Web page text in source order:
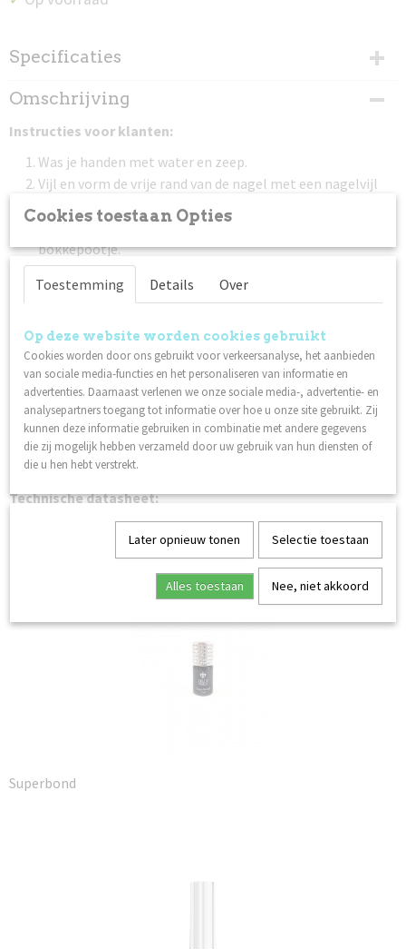
Specificaties
Productcode
97002
Omschrijving
Instructies voor klanten:
Was je handen met water en zeep.
Vijl en vorm de vrije rand van de nagel met een nagelvijl
met 240 grit.
Duw de nagelriem voorzichting terug met een (metalen)
bokkepootje.
Maak de nagelplaat schoon met Scrub. Zorg ervoor dat je
de nagelplaat na deze stap niet aanraakt.
minuten drogen.
Breng een dunne laag Lilli Nails Nagellak naar keuze aan.
Laat 2 - 3 minuten drogen. Herhaal deze stap nog een
keer voor het beste resultaat.
Werk af met een dunne laag Nagellak Top Coat. Laat 1
minuut drogen. Een extra laag topcoat zorgt voor een
betere houdbaarheid.
Technische datasheet:
Superbond
Cookies toestaan Opties
Toestemming Details Over
Op deze website worden cookies gebruikt
Cookies worden door ons gebruikt voor verkeersanalyse, het aanbieden
van sociale media-functies en het personaliseren van informatie en
advertenties. Daarnaast verlenen we onze sociale media-, advertentie- en
analysepartners toegang tot informatie over hoe u onze site gebruikt. Zij
kunnen deze informatie gebruiken in combinatie met andere gegevens
die zij mogelijk hebben verzameld door uw gebruik van hun diensten of
die u hen hebt verstrekt.
Later opnieuw tonen Selectie toestaan
Alles toestaan Nee, niet akkoord